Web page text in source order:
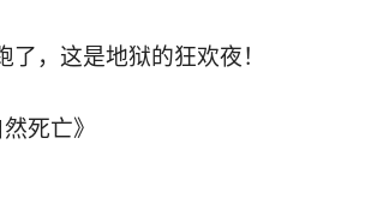
了，这是地狱的狂欢夜！
死亡》